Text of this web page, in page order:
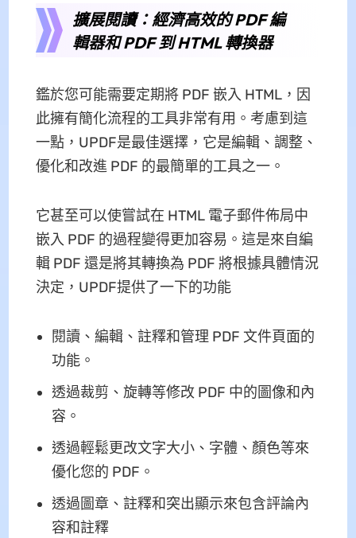
擴展閱讀：經濟高效的 PDF 編
輯器和 PDF 到 HTML 轉換器
鑑於您可能需要定期將 PDF 嵌入 HTML，因
此擁有簡化流程的工具非常有用。考慮到這
一點，UPDF是最佳選擇，它是編輯、調整、
優化和改進 PDF 的最簡單的工具之一。
它甚至可以使嘗試在 HTML 電子郵件佈局中
嵌入 PDF 的過程變得更加容易。這是來自編
輯 PDF 還是將其轉換為 PDF 將根據具體情況
決定，UPDF提供了一下的功能
閱讀、編輯、註釋和管理 PDF 文件頁面的
功能。
透過裁剪、旋轉等修改 PDF 中的圖像和內
容。
透過輕鬆更改文字大小、字體、顏色等來
優化您的 PDF。
透過圖章、註釋和突出顯示來包含評論內
容和註釋